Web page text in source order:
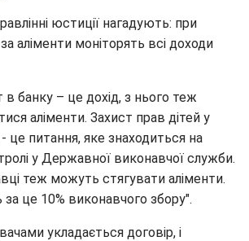
юстиції нагадують: при
аліменти моніторять всі доходи
в банку – це дохід, з нього теж
аліменти. Захист прав дітей у
це питання, яке знаходиться на
у Державної виконавчої служби.
теж можуть стягувати аліменти.
це 10% виконавчого збору".
укладається договір, і